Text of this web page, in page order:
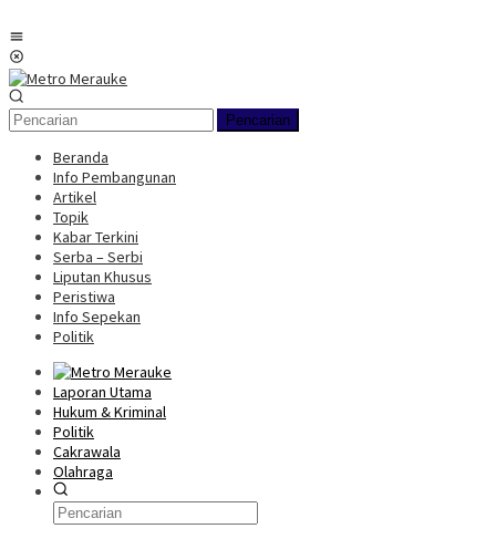
ke
konten
Pencarian
Beranda
Info Pembangunan
Artikel
Topik
Kabar Terkini
Serba – Serbi
Liputan Khusus
Peristiwa
Info Sepekan
Politik
Laporan Utama
Hukum & Kriminal
Politik
Cakrawala
Olahraga